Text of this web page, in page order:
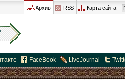
Архив RSS Карта сайта
FaceBook LiveJournal